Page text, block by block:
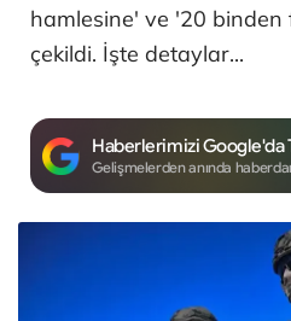
hamlesine' ve '20
çekildi. İşte detaylar...
Haberlerimizi Google'da
Gelişmelerden anında